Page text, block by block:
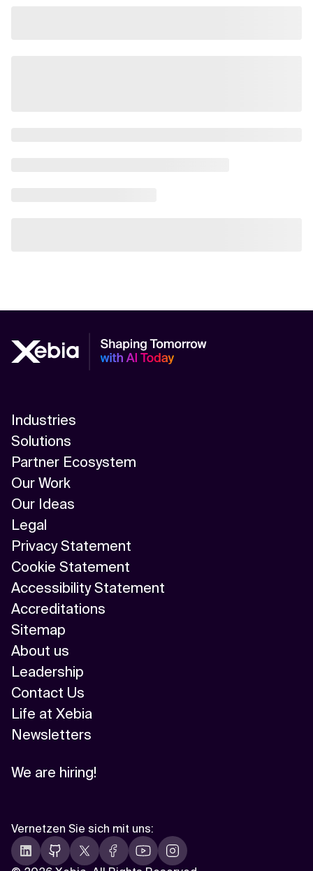
Industries
Solutions
Partner Ecosystem
Our Work
Our Ideas
Legal
Privacy Statement
Cookie Statement
Accessibility Statement
Accreditations
Sitemap
About us
Leadership
Contact Us
Life at Xebia
Newsletters
We are hiring!
Vernetzen Sie sich mit uns: